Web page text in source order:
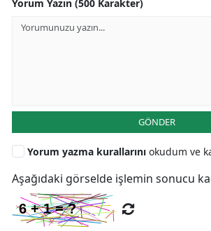
Yorum Yazın (500 Karakter)
GÖNDER
Yorum yazma kurallarını okudum ve
Aşağıdaki görselde işlemin sonucu